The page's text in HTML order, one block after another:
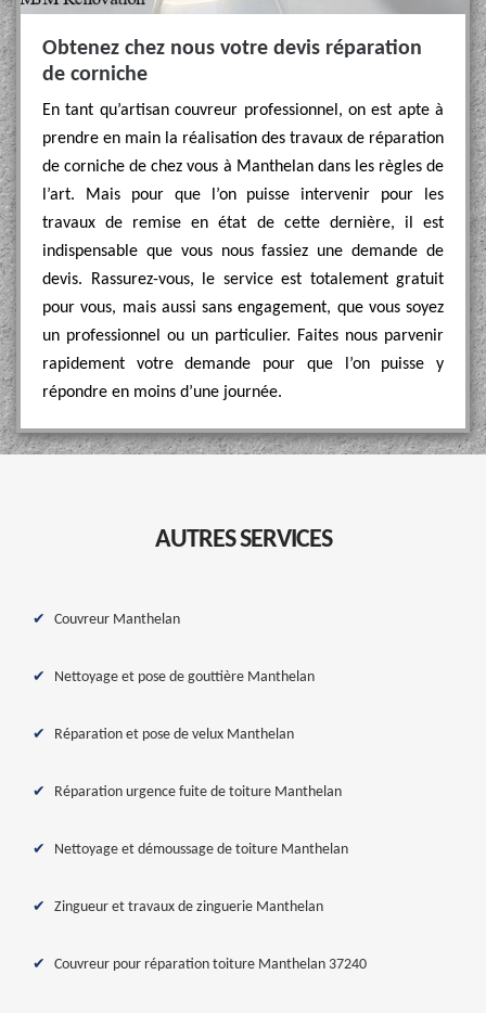
Obtenez chez nous votre devis réparation
de corniche
En tant qu’artisan couvreur professionnel, on est apte à
prendre en main la réalisation des travaux de réparation
de corniche de chez vous à Manthelan dans les règles de
l’art. Mais pour que l’on puisse intervenir pour les
travaux de remise en état de cette dernière, il est
indispensable que vous nous fassiez une demande de
devis. Rassurez-vous, le service est totalement gratuit
pour vous, mais aussi sans engagement, que vous soyez
un professionnel ou un particulier. Faites nous parvenir
rapidement votre demande pour que l’on puisse y
répondre en moins d’une journée.
AUTRES SERVICES
Couvreur Manthelan
Nettoyage et pose de gouttière Manthelan
Réparation et pose de velux Manthelan
Réparation urgence fuite de toiture Manthelan
Nettoyage et démoussage de toiture Manthelan
Zingueur et travaux de zinguerie Manthelan
Couvreur pour réparation toiture Manthelan 37240